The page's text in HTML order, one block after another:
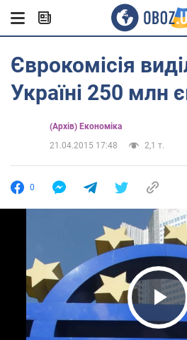
Єврокомісія
Україні 250 млн
(Архів) Економіка
21.04.2015 17:48
2,1 т.
0